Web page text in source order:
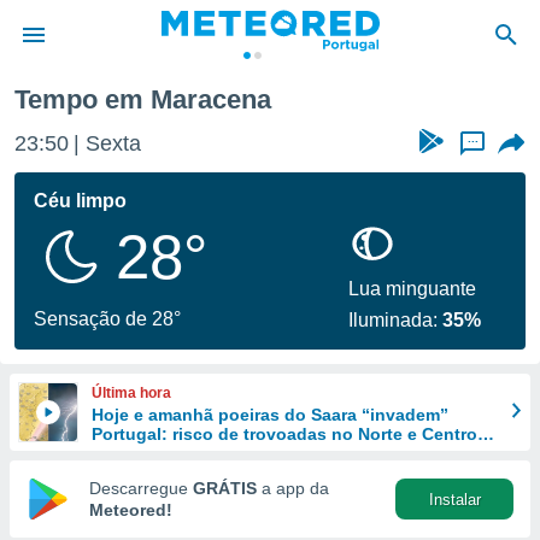
da
foi
fornecidas
a este
das
e
forma
digital
Tempo em Maracena
23:50 Sexta ...
Céu limpo
28°
Sensação de 28°
Lua minguante
Iluminada:35%
Última hora
Hoje e amanhã poeiras do Saara “invadem”
Portugal: risco de trovoadas no Norte e Centro
Descarregue GRÁTIS a app da
Meteored!
Instalar